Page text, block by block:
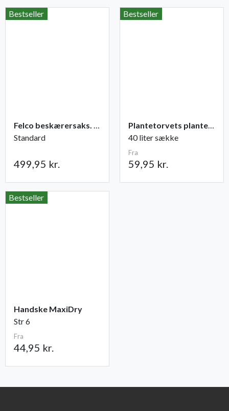
Bestseller
Felco beskærersaks. nr. 2
Standard
499,95 kr.
Bestseller
Plantetorvets plantejord
40 liter sække
Fra
59,95 kr.
Bestseller
Handske MaxiDry
Str 6
Fra
44,95 kr.